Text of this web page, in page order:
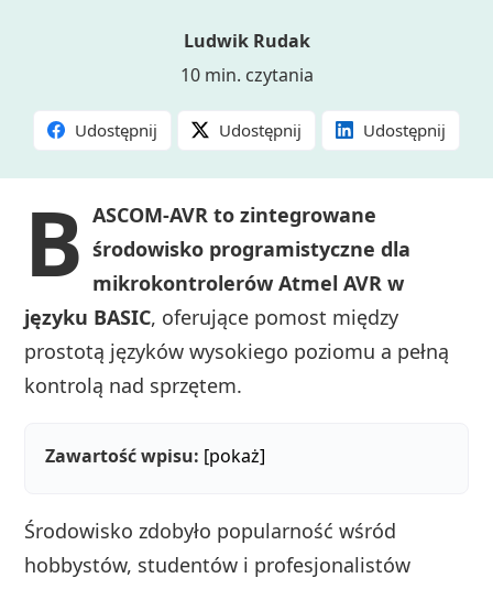
Ludwik Rudak
10 min. czytania
Udostępnij Udostępnij Udostępnij
B ASCOM‑AVR to zintegrowane
środowisko programistyczne dla
mikrokontrolerów Atmel AVR w
języku BASIC, oferujące pomost między
prostotą języków wysokiego poziomu a pełną
kontrolą nad sprzętem.
Zawartość wpisu: [pokaż]
Środowisko zdobyło popularność wśród
hobbystów, studentów i profesjonalistów